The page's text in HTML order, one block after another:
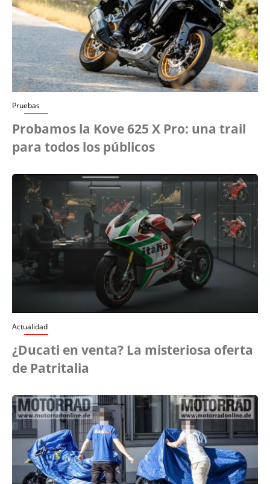
Pruebas
Probamos la Kove 625 X Pro: una trail
para todos los públicos
Actualidad
¿Ducati en venta? La misteriosa oferta
de Patritalia